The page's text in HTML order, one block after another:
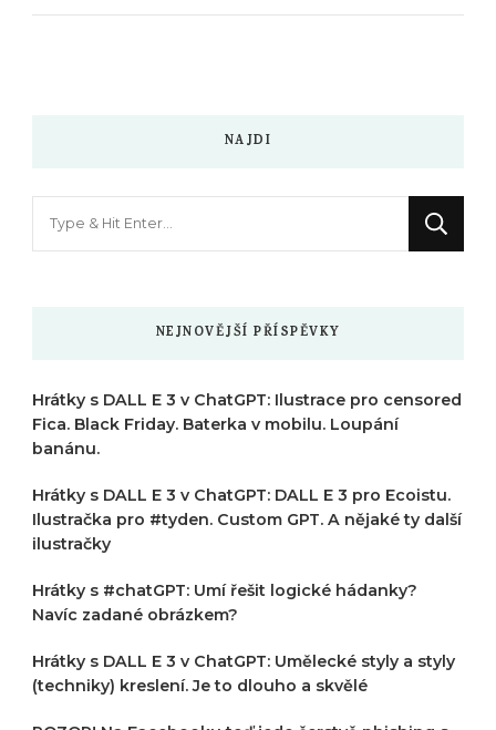
NAJDI
NEJNOVĚJŠÍ PŘÍSPĚVKY
Hrátky s DALL E 3 v ChatGPT: Ilustrace pro censored
Fica. Black Friday. Baterka v mobilu. Loupání
banánu.
Hrátky s DALL E 3 v ChatGPT: DALL E 3 pro Ecoistu.
Ilustračka pro #tyden. Custom GPT. A nějaké ty další
ilustračky
Hrátky s #chatGPT: Umí řešit logické hádanky?
Navíc zadané obrázkem?
Hrátky s DALL E 3 v ChatGPT: Umělecké styly a styly
(techniky) kreslení. Je to dlouho a skvělé